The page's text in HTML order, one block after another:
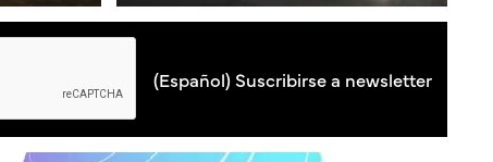
(Español) Suscribirse a newsletter